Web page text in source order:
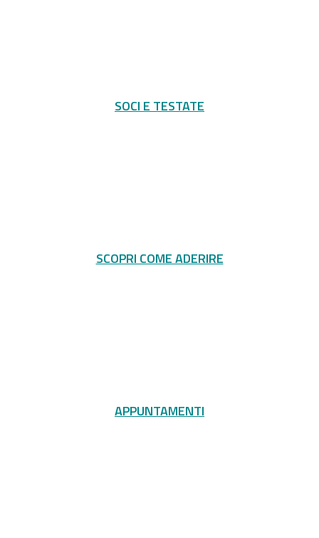
SOCI E TESTATE
SCOPRI COME ADERIRE
APPUNTAMENTI